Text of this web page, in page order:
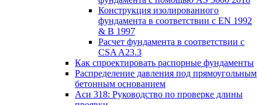
Конструкция изолированного
фундамента в соответствии с EN 1992
& В 1997
Расчет фундамента в соответствии с
CSA A23.3
Как спроектировать распорные фундаменты
Распределение давления под прямоугольным
бетонным основанием
Аси 318: Руководство по проверке длины